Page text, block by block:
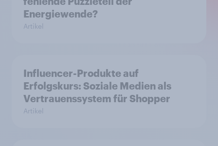
Energiewende?
Artikel
Influencer-Produkte auf
Erfolgskurs: Soziale Medien als
Vertrauenssystem für Shopper
Artikel